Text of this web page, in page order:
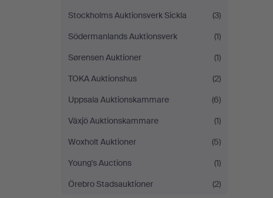
Stockholms Auktionsverk Sickla
(3)
Södermanlands Auktionsverk
(1)
Sørensen Auktioner
(1)
TOKA Auktionshus
(2)
Uppsala Auktionskammare
(6)
Växjö Auktionskammare
(1)
Woxholt Auktioner
(5)
Young's Auctions
(1)
Örebro Stadsauktioner
(2)